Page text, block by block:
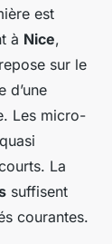
est
à Nice,
sur le
d’une
Les micro-
La
suffisent
courantes.